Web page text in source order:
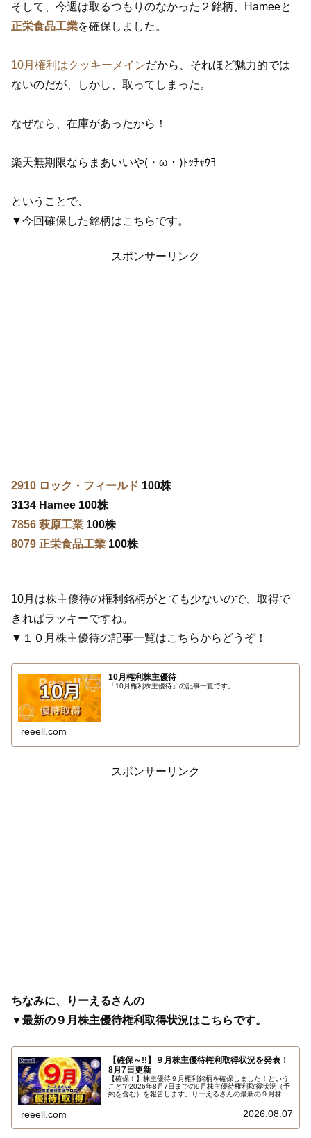
そして、今週は取るつもりのなかった２銘柄、Hameeと
正栄食品工業を確保しました。
10月権利はクッキーメインだから、それほど魅力的では
ないのだが、しかし、取ってしまった。
なぜなら、在庫があったから！
楽天無期限ならまあいいや(・ω・)ﾄｯﾁｬｳﾖ
ということで、
▼今回確保した銘柄はこちらです。
スポンサーリンク
2910 ロック・フィールド 100株
3134 Hamee 100株
7856 萩原工業 100株
8079 正栄食品工業 100株
10月は株主優待の権利銘柄がとても少ないので、取得で
きればラッキーですね。
▼１０月株主優待の記事一覧はこちらからどうぞ！
10月権利株主優待
「10月権利株主優待」の記事一覧です。
reeell.com
スポンサーリンク
ちなみに、りーえるさんの
▼最新の９月株主優待権利取得状況はこちらです。
【確保～!!】９月株主優待権利取得状況を発表！
8月7日更新
【確保！】株主優待９月権利銘柄を確保しました！という
ことで2026年8月7日までの9月株主優待権利取得状況（予
約を含む）を報告します。りーえるさんの最新の９月株主
reeell.com 2026.08.07